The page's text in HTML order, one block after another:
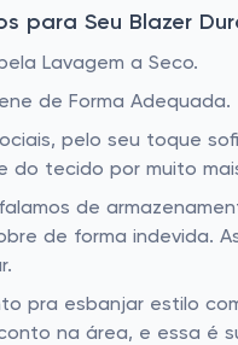
para Seu Blazer
Lavagem a Seco.
de Forma Adequada.
pelo seu toque
do tecido por muito
de
de forma indevida.
pra esbanjar estilo
na área, e essa é